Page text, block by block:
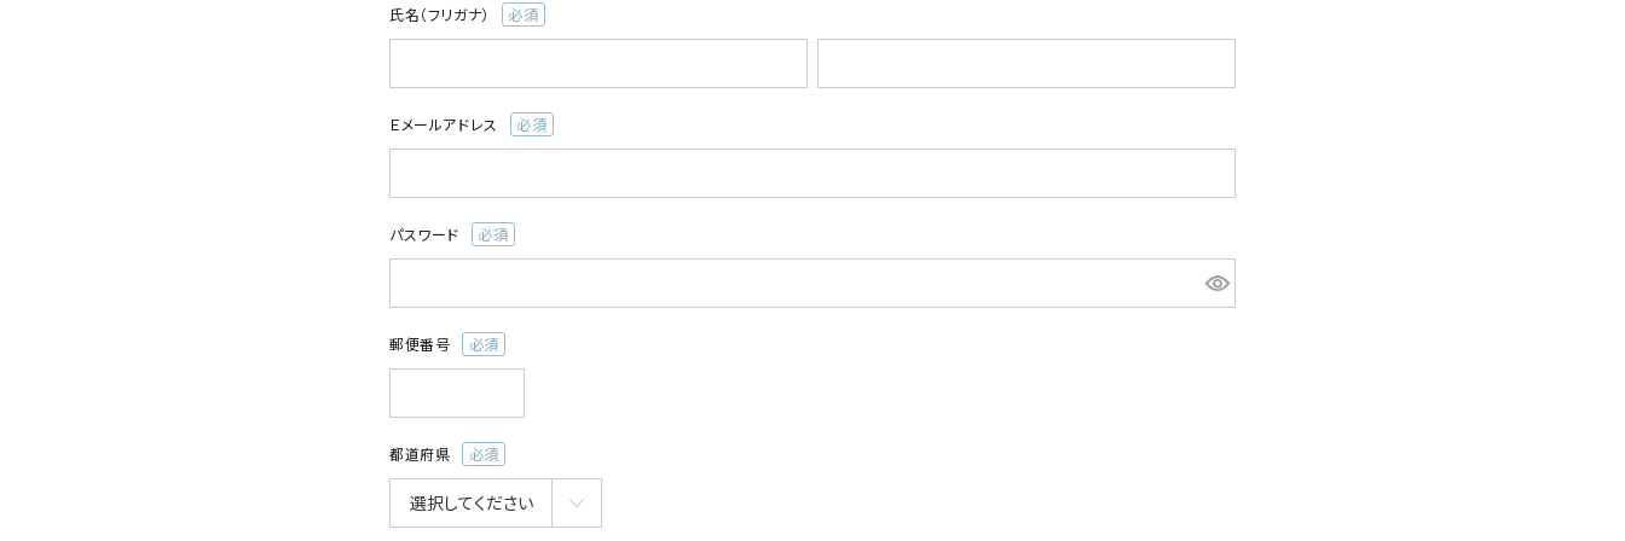
氏名（フリガナ）
(必
Ｅメールアドレス
(必
パスワード
(必
郵便番号
(必
都道府県
(必
須)